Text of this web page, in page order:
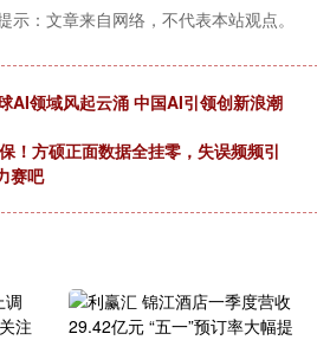
示：文章来自网络，不代表本站观点。
AI领域风起云涌 中国AI引领创新浪潮
！方硕正面数据全挂零，失误频频引
赛吧